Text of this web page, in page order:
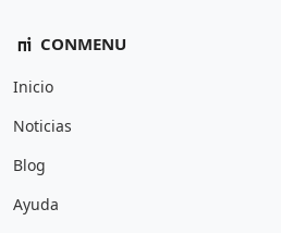
CONMENU
Inicio
Noticias
Blog
Ayuda